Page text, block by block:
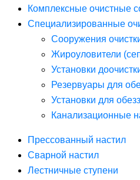
Комплексные очистные
Специализированные
Сооружения
Жироуловители
Установки
Резервуары для
Установки для
Канализационные
Прессованный настил
Сварной настил
Лестничные ступени